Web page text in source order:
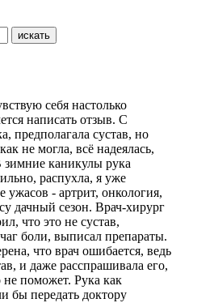
себя настолько
написать отзыв. С
предполагала сустав, но
не могла, всё надеялась,
зимние каникулы рука
распухла, я уже
ужасов - артрит, онкология,
дачный сезон. Врач-хирург
что это не сустав,
боли, выписал препараты.
что врач ошибается, ведь
и даже расспрашивала его,
не поможет. Рука как
бы передать доктору